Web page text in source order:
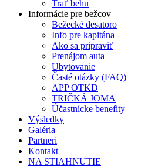
Trať behu
Informácie pre bežcov
Bežecké desatoro
Info pre kapitána
Ako sa pripraviť
Prenájom auta
Ubytovanie
Časté otázky (FAQ)
APP OTKD
TRIČKÁ JOMA
Účastnícke benefity
Výsledky
Galéria
Partneri
Kontakt
NA STIAHNUTIE